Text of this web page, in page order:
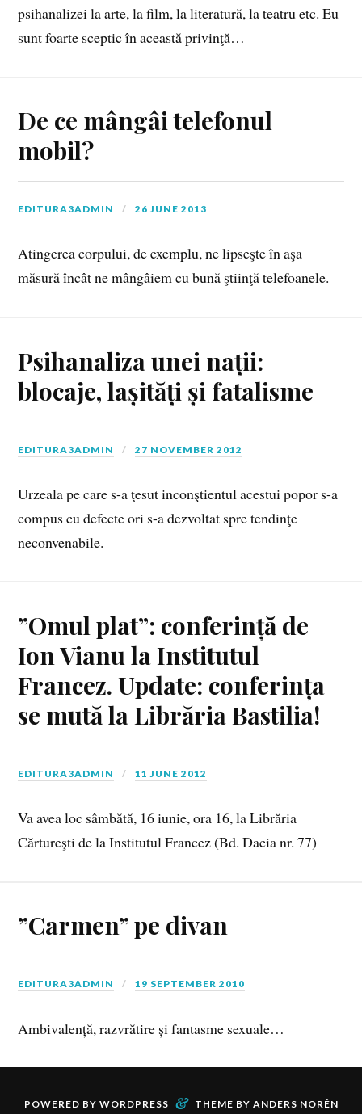
psihanalizei la arte, la film, la literatură, la teatru etc. Eu
sunt foarte sceptic în această privinţă…
De ce mângâi telefonul
mobil?
EDITURA3ADMIN 26 JUNE 2013
Atingerea corpului, de exemplu, ne lipseşte în aşa
măsură încât ne mângâiem cu bună ştiinţă telefoanele.
Psihanaliza unei nații:
blocaje, lașități și fatalisme
EDITURA3ADMIN 27 NOVEMBER 2012
Urzeala pe care s-a ţesut inconştientul acestui popor s-a
compus cu defecte ori s-a dezvoltat spre tendinţe
neconvenabile.
”Omul plat”: conferință de
Ion Vianu la Institutul
Francez. Update: conferința
se mută la Librăria Bastilia!
EDITURA3ADMIN 11 JUNE 2012
Va avea loc sâmbătă, 16 iunie, ora 16, la Librăria
Cărtureşti de la Institutul Francez (Bd. Dacia nr. 77)
”Carmen” pe divan
EDITURA3ADMIN 19 SEPTEMBER 2010
Ambivalență, razvrătire și fantasme sexuale…
POWERED BY WORDPRESS & THEME BY ANDERS NORÉN